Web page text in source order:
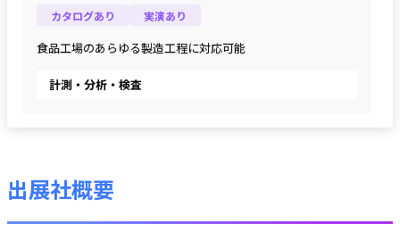
カタログあり 実演あり
食品工場のあらゆる製造工程に対応可能
計測・分析・検査
出展社概要